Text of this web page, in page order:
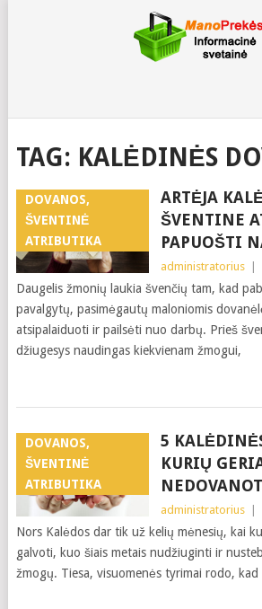
TAG: KALĖDINĖS
DOVANOS,
ŠVENTINĖ
ATRIBUTIKA
ARTĖJA
ŠVENTINE
PAPUOŠTI
administratorius
Daugelis žmonių laukia švenčių tam, kad
pavalgytų, pasimėgautų maloniomis
atsipalaiduoti ir pailsėti nuo darbų. Prieš
džiugesys naudingas kiekvienam žmogui,
DOVANOS,
ŠVENTINĖ
ATRIBUTIKA
5
KURIŲ
administratorius
Nors Kalėdos dar tik už kelių mėnesių, kai
galvoti, kuo šiais metais nudžiuginti ir
žmogų. Tiesa, visuomenės tyrimai rodo, kad